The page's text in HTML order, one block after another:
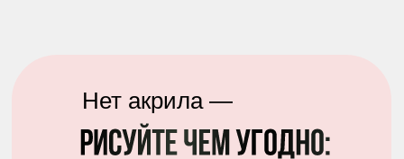
Нет акрила —